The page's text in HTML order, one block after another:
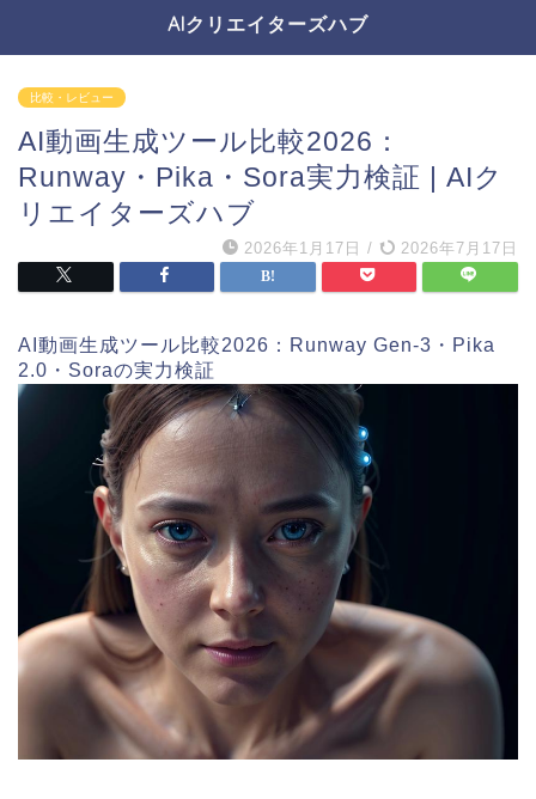
AIクリエイターズハブ
比較・レビュー
AI動画生成ツール比較2026：
Runway・Pika・Sora実力検証 | AIク
リエイターズハブ
2026年1月17日 / 2026年7月17日
AI動画生成ツール比較2026：Runway Gen-3・Pika
2.0・Soraの実力検証